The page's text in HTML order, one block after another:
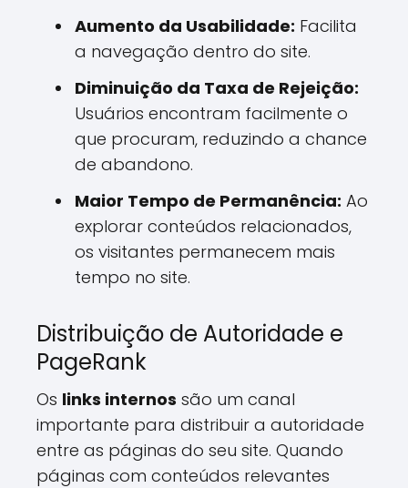
Aumento da Usabilidade: Facilita
a navegação dentro do site.
Diminuição da Taxa de Rejeição:
Usuários encontram facilmente o
que procuram, reduzindo a chance
de abandono.
Maior Tempo de Permanência: Ao
explorar conteúdos relacionados,
os visitantes permanecem mais
tempo no site.
Distribuição de Autoridade e
PageRank
Os links internos são um canal
importante para distribuir a autoridade
entre as páginas do seu site. Quando
páginas com conteúdos relevantes